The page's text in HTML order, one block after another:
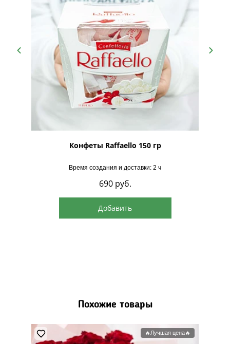
Конфеты Raffaello 150 гр
Время создания и доставки: 2 ч
690 руб.
Добавить
Похожие товары
🔥Лучшая цена🔥